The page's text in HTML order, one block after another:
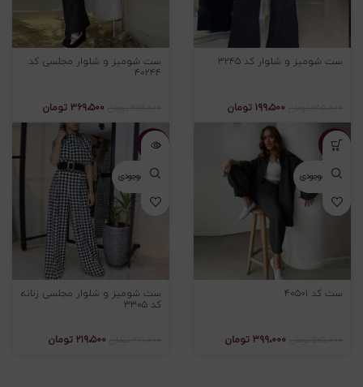
ست شومیز و شلوار کد ۳۲۴۵
۱۹۹،۵۰۰ تومان
ست شومیز و شلوار مجلسی کد
۴۰۲۴۴
۳۶۹،۵۰۰ تومان
-۲۴%
اتمام موجودی
ست کد ۴۰۵۰۱
۳۹۹،۰۰۰ تومان
-۱۹%
اتمام موجودی
ست شومیز و شلوار مجلسی زنانه
کد ۳۳۰۵
۲۱۹،۵۰۰ تومان